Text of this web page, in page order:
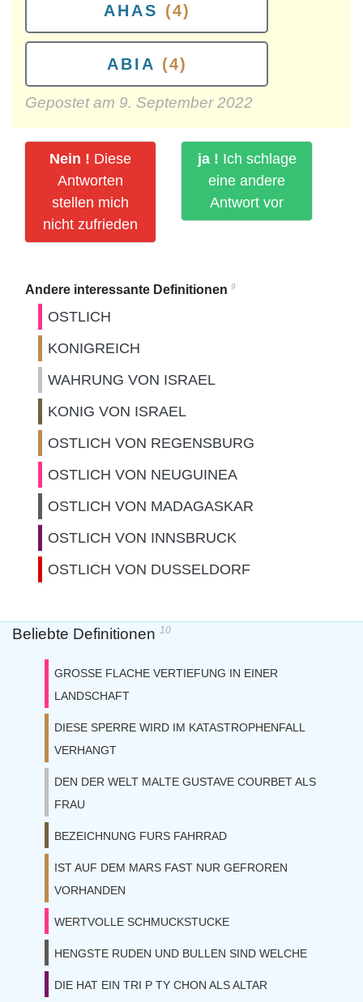
AHAS (4)
ABIA (4)
Gepostet am 9. September 2022
Nein ! Diese
Antworten
stellen mich
nicht zufrieden
ja ! Ich schlage
eine andere
Antwort vor
Andere interessante Definitionen 9
OSTLICH
KONIGREICH
WAHRUNG VON ISRAEL
KONIG VON ISRAEL
OSTLICH VON REGENSBURG
OSTLICH VON NEUGUINEA
OSTLICH VON MADAGASKAR
OSTLICH VON INNSBRUCK
OSTLICH VON DUSSELDORF
Beliebte Definitionen 10
GROSSE FLACHE VERTIEFUNG IN EINER
LANDSCHAFT
DIESE SPERRE WIRD IM KATASTROPHENFALL
VERHANGT
DEN DER WELT MALTE GUSTAVE COURBET ALS
FRAU
BEZEICHNUNG FURS FAHRRAD
IST AUF DEM MARS FAST NUR GEFROREN
VORHANDEN
WERTVOLLE SCHMUCKSTUCKE
HENGSTE RUDEN UND BULLEN SIND WELCHE
DIE HAT EIN TRI P TY CHON ALS ALTAR